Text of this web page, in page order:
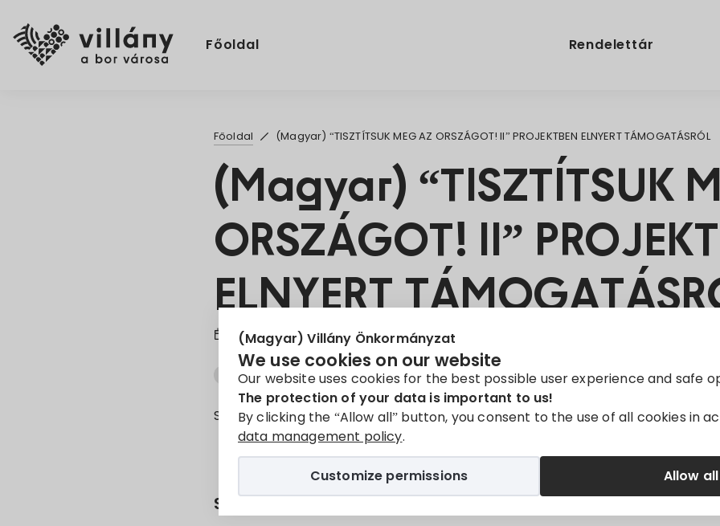
(Magyar) Villány Önkormányzat
We use cookies on our website
Our website uses cookies for the best possible user experience and safe
The protection of your data is important to us!
By clicking the “Allow all” button, you consent to the use of all cookies in
data management policy.
Allow all
Customize permissions
Főoldal Rendelettár
Főoldal (Magyar) “TISZTÍTSUK MEG AZ ORSZÁGOT! II” PROJEKTBEN ELNYERT TÁMOGATÁSRÓL
(Magyar) “TISZTÍTSUK
ORSZÁGOT! II”
ELNYERT
15. Oct 2024
Hulladékgyűjtés Pályázat Projekt
Sorry, this entry is only available inMagyar.
Share